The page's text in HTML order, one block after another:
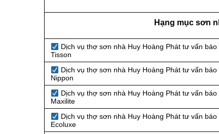
Hạng mục sơn
Dịch vụ thợ sơn nhà Huy Hoàng Phát tư vấn
Tisson
Dịch vụ thợ sơn nhà Huy Hoàng Phát tư vấn
Nippon
Dịch vụ thợ sơn nhà Huy Hoàng Phát tư vấn
Maxilite
Dịch vụ thợ sơn nhà Huy Hoàng Phát tư vấn
Ecoluxe